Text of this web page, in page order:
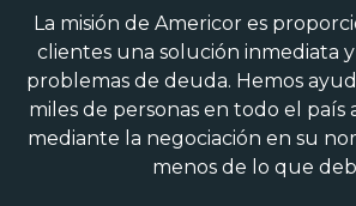
La misión de Americor es
clientes una solución inmediata
problemas de deuda. Hemos
miles de personas en todo el país
mediante la negociación en su
menos de lo que